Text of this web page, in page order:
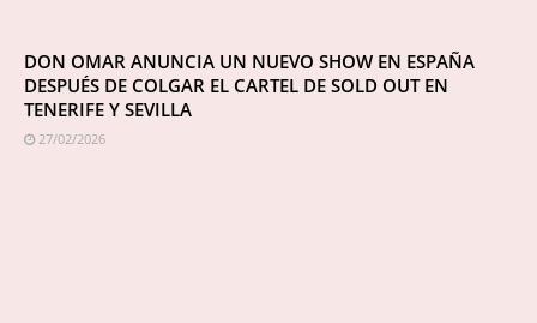
DON OMAR ANUNCIA UN NUEVO SHOW EN ESPAÑA
DESPUÉS DE COLGAR EL CARTEL DE SOLD OUT EN
TENERIFE Y SEVILLA
27/02/2026